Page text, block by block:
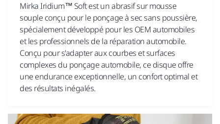
Mirka Iridium™ Soft est un abrasif sur mousse
souple conçu pour le ponçage à sec sans poussière,
spécialement développé pour les OEM automobiles
et les professionnels de la réparation automobile.
Conçu pour s'adapter aux courbes et surfaces
complexes du ponçage automobile, ce disque offre
une endurance exceptionnelle, un confort optimal et
des résultats inégalés.